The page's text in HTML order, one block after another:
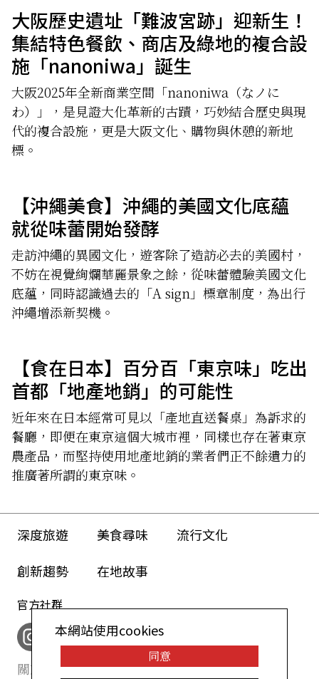
大阪歷史遺址「難波宮跡」迎新生！
集結特色餐飲、商店及綠地的複合設
施「nanoniwa」誕生
大阪2025年全新商業空間「nanoniwa（なノに
わ）」，是見證大化革新的古蹟，巧妙結合歷史與現
代的複合設施，更是大阪文化、購物與休憩的新地
標。
【沖繩美食】沖繩的美國文化底蘊
就從味蕾開始發酵
走訪沖繩的異國文化，遊客除了造訪必去的美國村，
不妨在視覺絢爛華麗景象之餘，從味蕾體驗美國文化
底蘊，同時認識過去的「A sign」標章制度，為出行
沖繩增添新契機。
【食在日本】百分百「東京味」吃出
首都「地產地銷」的可能性
近年來在日本經常可見以「產地直送餐桌」為訴求的
餐廳，即便在東京這個大城市裡，同樣也存在著東京
農產品，而堅持使用地產地銷的業者們正不餘遺力的
推廣著所謂的東京味。
深度旅遊 美食尋味
流行文化
創新趨勢
在地故事
官方社群
關於我們 網站政策
本網站使用cookies
同意